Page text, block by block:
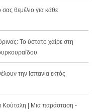
θεμέλιο για κάθε
Το ύστατο χαίρε στη
την Ισπανία εκτός
| Μια παράσταση -